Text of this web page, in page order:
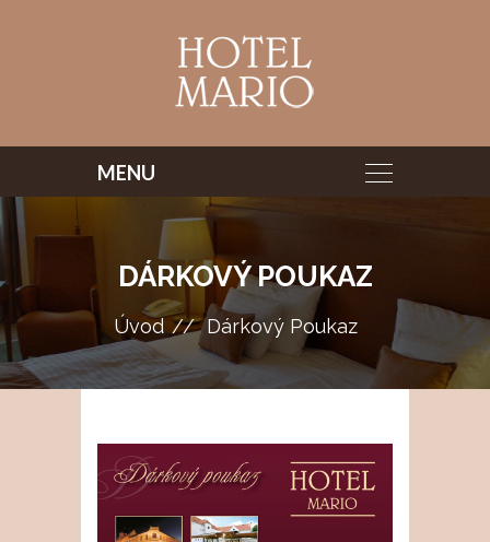
DÁRKOVÝ POUKAZ
Úvod Dárkový Poukaz